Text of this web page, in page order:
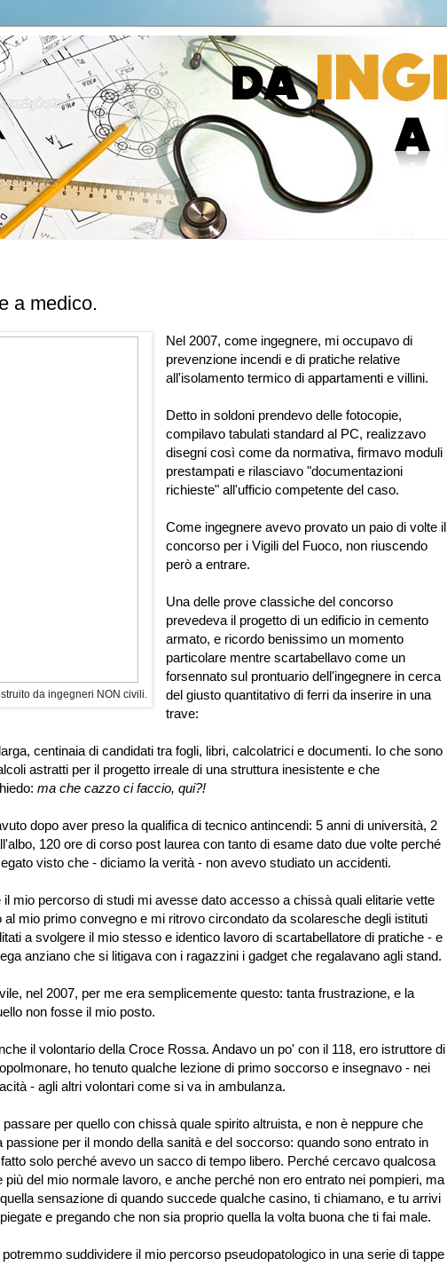
a medico.
da ingegneri NON civili.
Nel 2007, come ingegnere, mi occupavo di
prevenzione incendi e di pratiche relative
all'isolamento termico di appartamenti e villini.
Detto in soldoni prendevo delle fotocopie,
compilavo tabulati standard al PC, realizzavo
disegni così come da normativa, firmavo moduli
prestampati e rilasciavo "documentazioni
richieste" all'ufficio competente del caso.
Come ingegnere avevo provato un paio di volte il
concorso per i Vigili del Fuoco, non riuscendo
però a entrare.
Una delle prove classiche del concorso
prevedeva il progetto di un edificio in cemento
armato, e ricordo benissimo un momento
particolare mentre scartabellavo come un
forsennato sul prontuario dell'ingegnere in cerca
del giusto quantitativo di ferri da inserire in una
trave:
centinaia di candidati tra fogli, libri, calcolatrici e documenti. Io che sono
astratti per il progetto irreale di una struttura inesistente e che
ma che cazzo ci faccio, qui?!
dopo aver preso la qualifica di tecnico antincendi: 5 anni di università, 2
120 ore di corso post laurea con tanto di esame dato due volte perché
visto che - diciamo la verità - non avevo studiato un accidenti.
mio percorso di studi mi avesse dato accesso a chissà quali elitarie vette
al mio primo convegno e mi ritrovo circondato da scolaresche degli istituti
a svolgere il mio stesso e identico lavoro di scartabellatore di pratiche - e
anziano che si litigava con i ragazzini i gadget che regalavano agli stand.
nel 2007, per me era semplicemente questo: tanta frustrazione, e la
non fosse il mio posto.
il volontario della Croce Rossa. Andavo un po' con il 118, ero istruttore di
ho tenuto qualche lezione di primo soccorso e insegnavo - nei
- agli altri volontari come si va in ambulanza.
per quello con chissà quale spirito altruista, e non è neppure che
passione per il mondo della sanità e del soccorso: quando sono entrato in
solo perché avevo un sacco di tempo libero. Perché cercavo qualcosa
del mio normale lavoro, e anche perché non ero entrato nei pompieri, ma
sensazione di quando succede qualche casino, ti chiamano, e tu arrivi
e pregando che non sia proprio quella la volta buona che ti fai male.
suddividere il mio percorso pseudopatologico in una serie di tappe